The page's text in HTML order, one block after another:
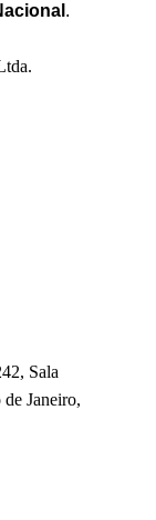
.
Sala
Janeiro,